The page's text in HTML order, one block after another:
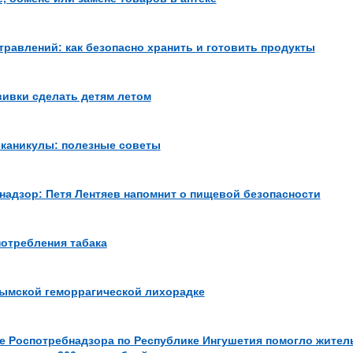
как безопасно хранить и готовить продукты
сделать детям летом
полезные советы
Петя Лентяев напомнит о пищевой безопасности
табака
геморрагической лихорадке
Роспотребнадзора по Республике Ингушетия помогло